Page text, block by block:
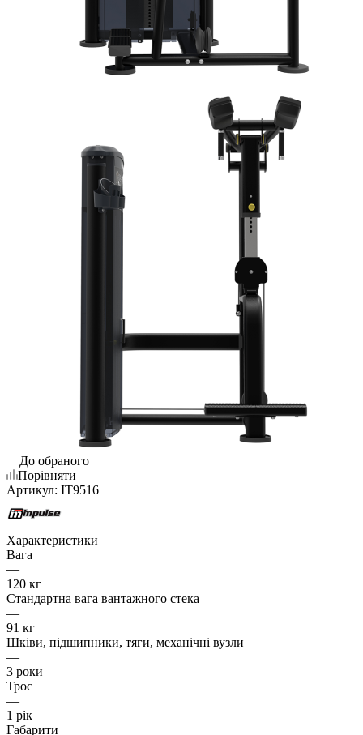
До обраного
Порівняти
Артикул: IT9516
Характеристики
Вага
—
120 кг
Стандартна вага вантажного стека
—
91 кг
Шківи, підшипники, тяги, механічні вузли
—
3 роки
Трос
—
1 рік
Габарити